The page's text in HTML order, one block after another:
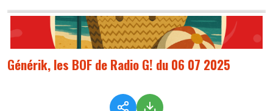
Générik, les BOF de Radio G! du 06 07 2025